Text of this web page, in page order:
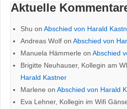
Aktuelle
Shu on Abschied von Harald
Andreas Wolf on Abschied von
Manuela Hämmerle on Abschied
Brigitte Neuhauser, Kollegin am
Harald Kastner
Marlene on Abschied von Harald
Eva Lehner, Kollegin im Wifi